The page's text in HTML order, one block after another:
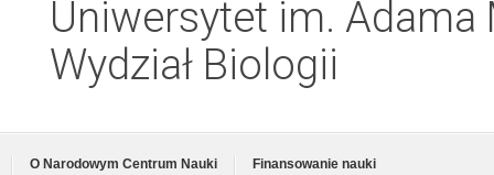
Uniwersytet im.
Wydział Biologii
O Narodowym Centrum Nauki
Finansowanie nauki